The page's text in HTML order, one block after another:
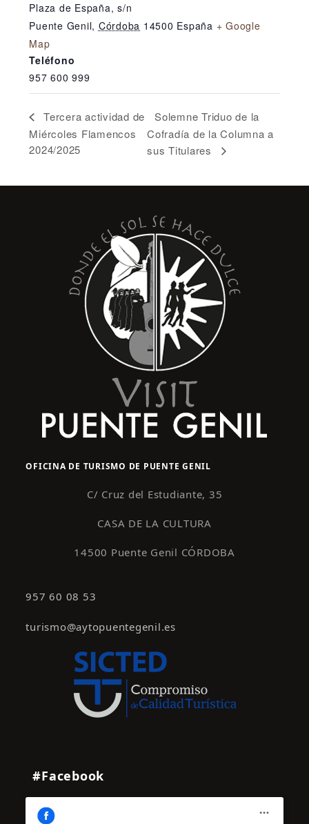
Plaza de España, s/n
Puente Genil, Córdoba 14500 España + Google
Map
Teléfono
957 600 999
Tercera actividad de
Miércoles Flamencos
2024/2025
Solemne Triduo de la
Cofradía de la Columna a
sus Titulares
OFICINA DE TURISMO DE PUENTE GENIL
C/ Cruz del Estudiante, 35
CASA DE LA CULTURA
14500 Puente Genil CÓRDOBA
957 60 08 53
turismo@aytopuentegenil.es
#Facebook